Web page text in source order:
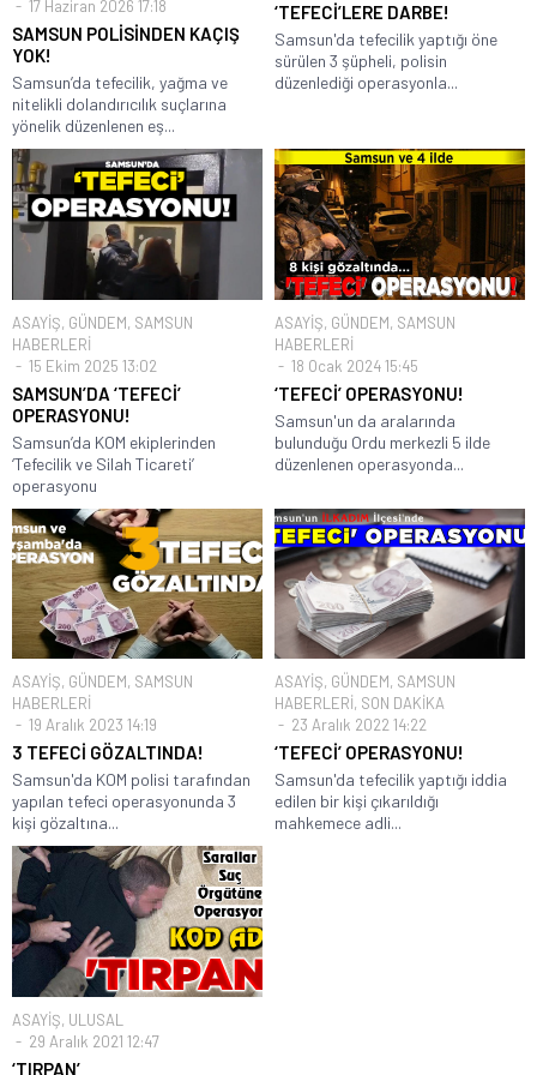
17 Haziran 2026 17:18
SAMSUN POLİSİNDEN KAÇIŞ
YOK!
Samsun’da tefecilik, yağma ve
nitelikli dolandırıcılık suçlarına
yönelik düzenlenen eş...
‘TEFECİ’LERE DARBE!
Samsun'da tefecilik yaptığı öne
sürülen 3 şüpheli, polisin
düzenlediği operasyonla...
ASAYİŞ, GÜNDEM, SAMSUN
HABERLERİ
15 Ekim 2025 13:02
SAMSUN’DA ‘TEFECİ’
OPERASYONU!
Samsun’da KOM ekiplerinden
‘Tefecilik ve Silah Ticareti’
operasyonu
ASAYİŞ, GÜNDEM, SAMSUN
HABERLERİ
18 Ocak 2024 15:45
‘TEFECİ’ OPERASYONU!
Samsun'un da aralarında
bulunduğu Ordu merkezli 5 ilde
düzenlenen operasyonda...
ASAYİŞ, GÜNDEM, SAMSUN
HABERLERİ
19 Aralık 2023 14:19
3 TEFECİ GÖZALTINDA!
Samsun'da KOM polisi tarafından
yapılan tefeci operasyonunda 3
kişi gözaltına...
ASAYİŞ, GÜNDEM, SAMSUN
HABERLERİ, SON DAKİKA
23 Aralık 2022 14:22
‘TEFECİ’ OPERASYONU!
Samsun'da tefecilik yaptığı iddia
edilen bir kişi çıkarıldığı
mahkemece adli...
ASAYİŞ, ULUSAL
29 Aralık 2021 12:47
‘TIRPAN’